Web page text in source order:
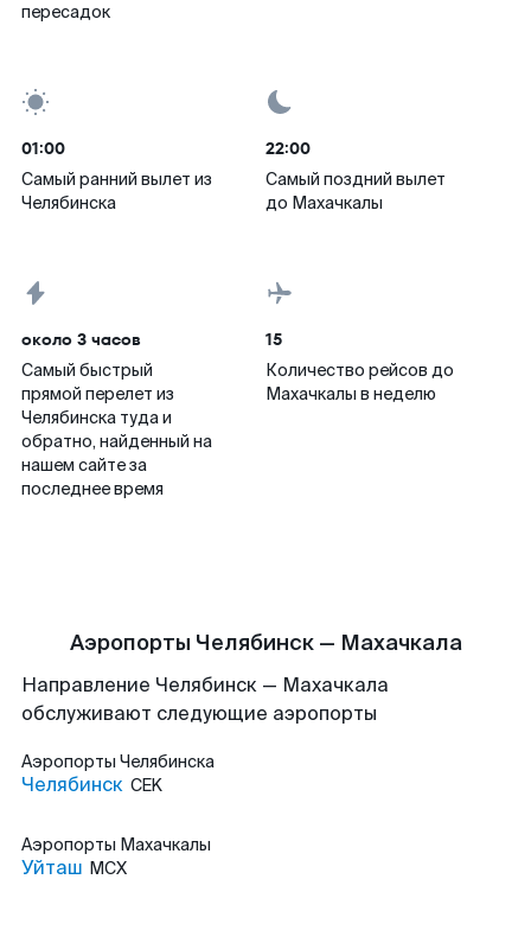
пересадок
01:00
Самый ранний вылет из
Челябинска
22:00
Самый поздний вылет
до Махачкалы
около 3 часов
Самый быстрый
прямой перелет из
Челябинска туда и
обратно, найденный на
нашем сайте за
последнее время
15
Количество рейсов до
Махачкалы в неделю
Аэропорты Челябинск — Махачкала
Направление Челябинск — Махачкала
обслуживают следующие аэропорты
Аэропорты Челябинска
Челябинск CEK
Аэропорты Махачкалы
Уйташ MCX